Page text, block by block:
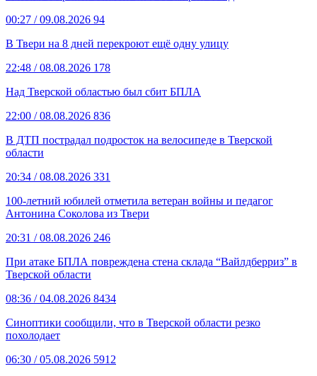
00:27 / 09.08.2026 94
В Твери на 8 дней перекроют ещё одну улицу
22:48 / 08.08.2026 178
Над Тверской областью был сбит БПЛА
22:00 / 08.08.2026 836
В ДТП пострадал подросток на велосипеде в Тверской
области
20:34 / 08.08.2026 331
100-летний юбилей отметила ветеран войны и педагог
Антонина Соколова из Твери
20:31 / 08.08.2026 246
При атаке БПЛА повреждена стена склада “Вайлдберриз” в
Тверской области
08:36 / 04.08.2026 8434
Синоптики сообщили, что в Тверской области резко
похолодает
06:30 / 05.08.2026 5912